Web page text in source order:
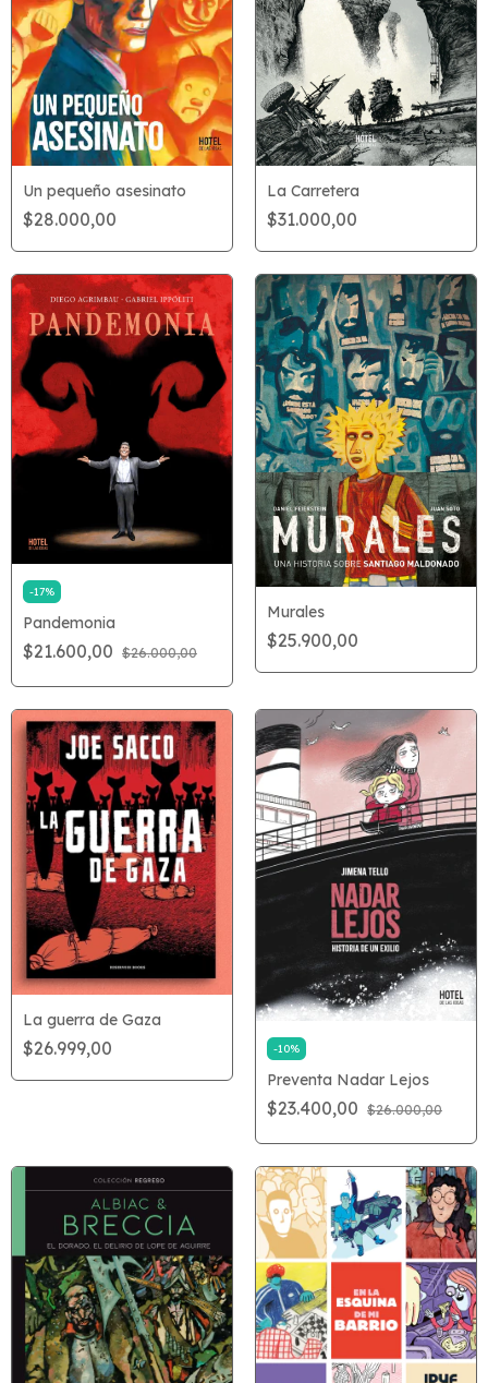
Un pequeño asesinato
$28.000,00
La Carretera
$31.000,00
-17%
Pandemonia
$21.600,00 $26.000,00
Murales
$25.900,00
La guerra de Gaza
$26.999,00 -10%
Preventa Nadar Lejos
$23.400,00 $26.000,00